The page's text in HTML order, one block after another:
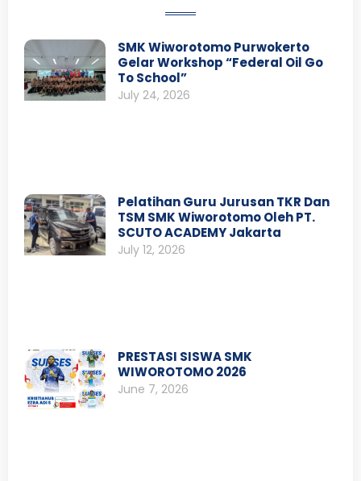
SMK Wiworotomo Purwokerto
Gelar Workshop “Federal Oil Go
To School”
July 24, 2026
Pelatihan Guru Jurusan TKR Dan
TSM SMK Wiworotomo Oleh PT.
SCUTO ACADEMY Jakarta
July 12, 2026
PRESTASI SISWA SMK
WIWOROTOMO 2026
June 7, 2026